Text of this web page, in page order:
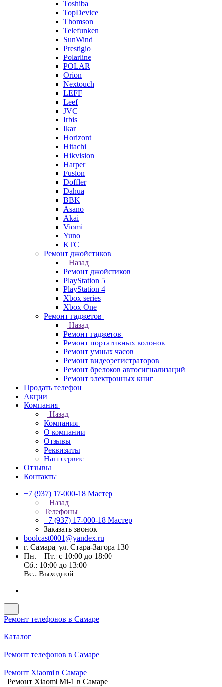
Toshiba
TopDevice
Thomson
Telefunken
SunWind
Prestigio
Polarline
POLAR
Orion
Nextouch
LEFF
Leef
JVC
Irbis
Ikar
Horizont
Hitachi
Hikvision
Harper
Fusion
Doffler
Dahua
BBK
Asano
Akai
Viomi
Yuno
КТС
Ремонт джойстиков
Назад
Ремонт джойстиков
PlayStation 5
PlayStation 4
Xbox series
Xbox One
Ремонт гаджетов
Назад
Ремонт гаджетов
Ремонт портативных колонок
Ремонт умных часов
Ремонт видеорегистраторов
Ремонт брелоков автосигнализаций
Ремонт электронных книг
Продать телефон
Акции
Компания
Назад
Компания
О компании
Отзывы
Реквизиты
Наш сервис
Отзывы
Контакты
+7 (937) 17-000-18 Мастер
Назад
Телефоны
+7 (937) 17-000-18 Мастер
Заказать звонок
boolcast0001@yandex.ru
г. Самара, ул. Стара-Загора 130
Пн. – Пт.: с 10:00 до 18:00
Сб.: 10:00 до 13:00
Вс.: Выходной
Ремонт телефонов в Самаре
Каталог
Ремонт телефонов в Самаре
Ремонт Xiaomi в Самаре
Ремонт Xiaomi Mi-1 в Самаре